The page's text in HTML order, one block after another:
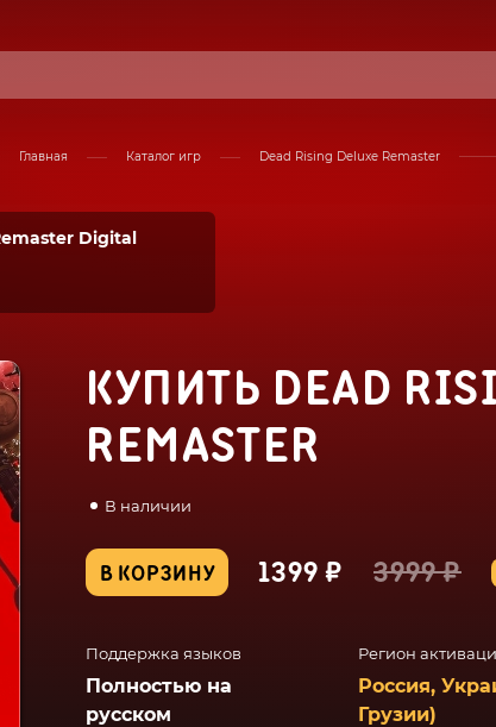
Главная Каталог игр Dead Rising Deluxe Remaster
Digital
КУПИТЬ DEAD
REMASTER
В наличии
В КОРЗИНУ 1399 ₽ 3999 ₽
Поддержка языков
Полностью на
русском
Регион
Россия,
Грузии)